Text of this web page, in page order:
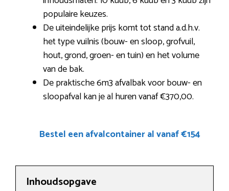
populaire keuzes.
De uiteindelijke prijs komt tot stand a.d.h.v.
het type vuilnis (bouw- en sloop, grofvuil,
hout, grond, groen- en tuin) en het volume
van de bak.
De praktische 6m3 afvalbak voor bouw- en
sloopafval kan je al huren vanaf €370,00.
Bestel een afvalcontainer al vanaf €154
Inhoudsopgave